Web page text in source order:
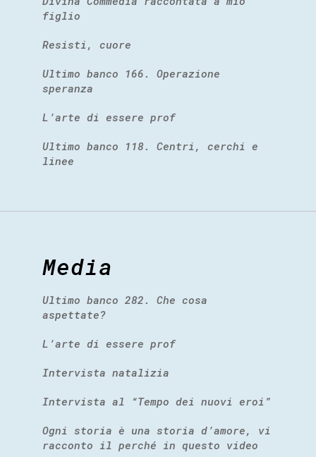
figlio
Resisti, cuore
Ultimo banco 166. Operazione
speranza
L’arte di essere prof
Ultimo banco 118. Centri, cerchi e
linee
Media
Ultimo banco 282. Che cosa
aspettate?
L’arte di essere prof
Intervista natalizia
Intervista al “Tempo dei nuovi eroi”
Ogni storia è una storia d’amore, vi
racconto il perché in questo video